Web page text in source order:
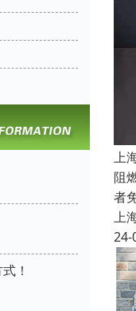
！
上
阻
者
上
24-